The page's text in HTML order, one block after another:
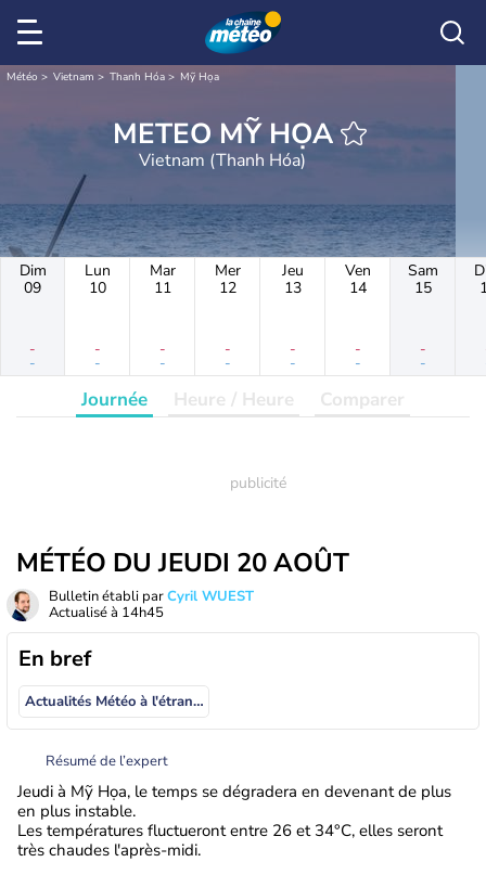
Météo Vietnam Thanh Hóa Mỹ Họa
METEO MỸ HỌA
Vietnam (Thanh Hóa)
Dim
09
-
-
Lun
10
-
-
Mar
11
-
-
Mer
12
-
-
Jeu
13
-
-
Ven
14
-
-
Sam
15
-
-
Journée Heure / Heure Comparer
MÉTÉO DU JEUDI 20 AOÛT
Bulletin établi parCyril WUEST
Actualisé à 14h45
En bref
Actualités Météo à l'étranger
Résumé de l’expert
Jeudi à Mỹ Họa, le temps se dégradera en devenant de plus
en plus instable.
Les températures fluctueront entre 26 et 34°C, elles seront
très chaudes l'après-midi.